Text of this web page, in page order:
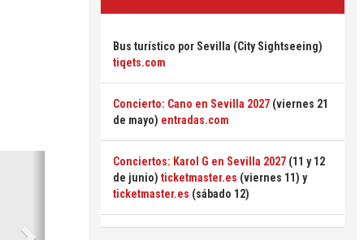
Bus turístico por Sevilla (City Sightseeing)
tiqets.com
Concierto: Cano en Sevilla 2027 (viernes 21
de mayo) entradas.com
Conciertos: Karol G en Sevilla 2027 (11 y 12
de junio) ticketmaster.es (viernes 11) y
ticketmaster.es (sábado 12)